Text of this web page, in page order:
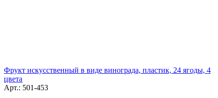
Фрукт искусственный в виде винограда, пластик, 24 ягоды, 4
цвета
Арт.: 501-453